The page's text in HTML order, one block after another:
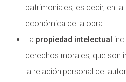
patrimoniales, es decir, en
económica de la obra.
La propiedad intelectual
derechos morales, que son
la relación personal del